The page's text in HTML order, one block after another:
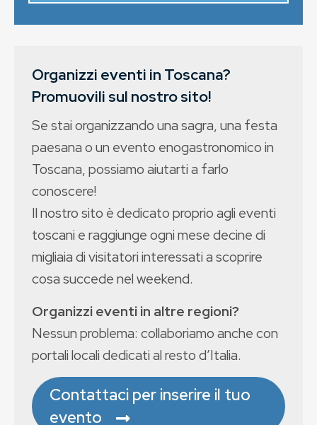
Organizzi eventi in Toscana?
Promuovili sul nostro sito!
Se stai organizzando una sagra, una festa
paesana o un evento enogastronomico in
Toscana, possiamo aiutarti a farlo
conoscere!
Il nostro sito è dedicato proprio agli eventi
toscani e raggiunge ogni mese decine di
migliaia di visitatori interessati a scoprire
cosa succede nel weekend.
Organizzi eventi in altre regioni?
Nessun problema: collaboriamo anche con
portali locali dedicati al resto d’Italia.
Contattaci per inserire il tuo
evento